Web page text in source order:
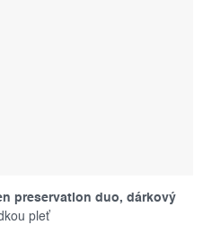
preservation duo, dárkový
pleť